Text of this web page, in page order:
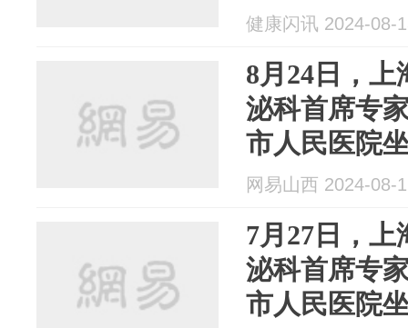
健康闪讯 2024-08-
8月24日，
泌科首席专
市人民医院
网易山西 2024-08-
7月27日，
泌科首席专
市人民医院